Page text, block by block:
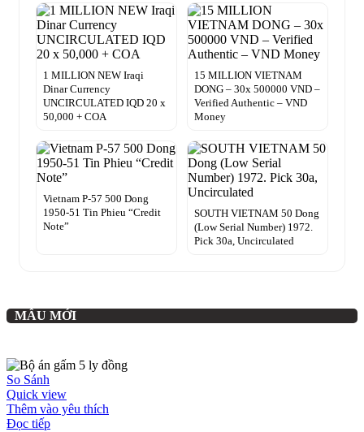
1 MILLION NEW Iraqi
Dinar Currency
UNCIRCULATED IQD 20 x
50,000 + COA
15 MILLION VIETNAM
DONG – 30x 500000 VND –
Verified Authentic – VND
Money
Vietnam P-57 500 Dong
1950-51 Tin Phieu “Credit
Note”
SOUTH VIETNAM 50 Dong
(Low Serial Number) 1972.
Pick 30a, Uncirculated
MẪU MỚI
So Sánh
Quick view
Thêm vào yêu thích
Đọc tiếp